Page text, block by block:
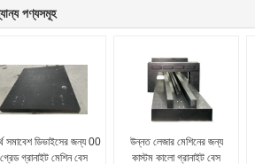
পণ্যসমূহ
সমাবেশ ডিভাইসের জন্য 00
গ্রেড গ্রানাইট মেশিন বেস
উন্নত লেজার মেশিনের জন্য
কাস্টম কালো গ্রানাইট বেস